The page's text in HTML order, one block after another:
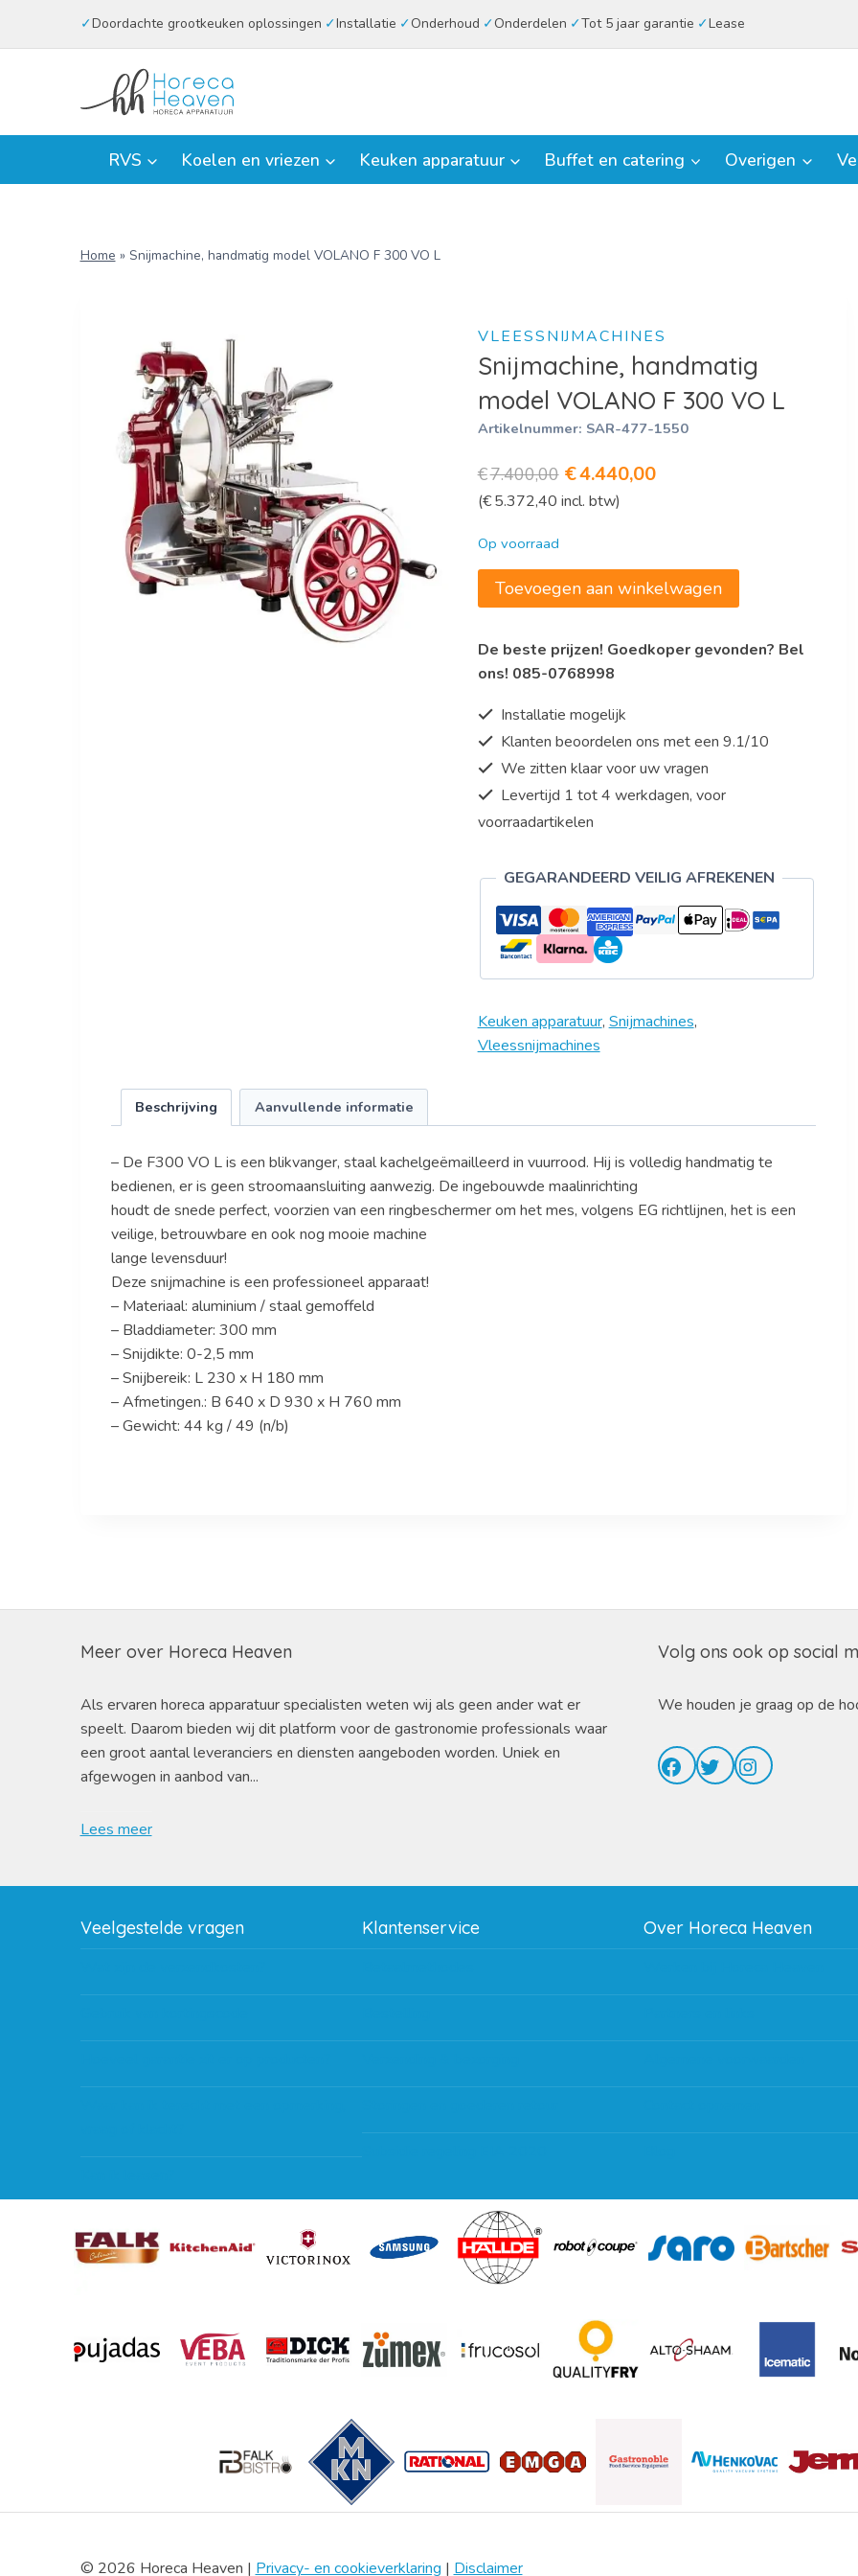
Doordachte grootkeuken oplossingen Installatie Onderhoud Onderdelen Tot 5 jaar garantie Lease
RVS Koelen en vriezen Keuken apparatuur Buffet en catering Overigen
Home » Snijmachine, handmatig model VOLANO F 300 VO L
VLEESSNIJMACHINES
Snijmachine, handmatig
model VOLANO F 300 VO L
Artikelnummer: SAR-477-1550
€7.400,00 Oorspronkelijke
prijs
€7.400,00.
€4.440,00Huidige
€4.440,00.
(€ 5.372,40 incl. btw)
Op voorraad
Snijmachine,
handmatig
VOLANO
F
VO
L
aantal
Toevoegen aan winkelwagen
De beste prijzen! Goedkoper gevonden? Bel
ons! 085-0768998
Installatie mogelijk
Klanten beoordelen ons met een 9.1/10
We zitten klaar voor uw vragen
Levertijd 1 tot 4 werkdagen, voor
voorraadartikelen
GEGARANDEERD VEILIG AFREKENEN
Keuken apparatuur, Snijmachines,
Vleessnijmachines
Beschrijving Aanvullende informatie
– De F300 VO L is een blikvanger, staal kachelgeëmailleerd in vuurrood. Hij is volledig handmatig te
bedienen, er is geen stroomaansluiting aanwezig. De ingebouwde maalinrichting
houdt de snede perfect, voorzien van een ringbeschermer om het mes, volgens EG richtlijnen, het is een
veilige, betrouwbare en ook nog mooie machine
lange levensduur!
Deze snijmachine is een professioneel apparaat!
– Materiaal: aluminium / staal gemoffeld
– Bladdiameter: 300 mm
– Snijdikte: 0-2,5 mm
– Snijbereik: L 230 x H 180 mm
– Afmetingen.: B 640 x D 930 x H 760 mm
– Gewicht: 44 kg / 49 (n/b)
Meer over Horeca Heaven
Als ervaren horeca apparatuur specialisten weten wij als geen ander wat er
speelt. Daarom bieden wij dit platform voor de gastronomie professionals waar
een groot aantal leveranciers en diensten aangeboden worden. Uniek en
afgewogen in aanbod van...
Lees meer
Volg ons ook op social
We houden je graag op de
Facebook
TwitterInstagram
Veelgestelde vragen Klantenservice
Subsidie regeling EIA 2020
Over Horeca Heaven
© 2026 Horeca Heaven | Privacy- en cookieverklaring | Disclaimer